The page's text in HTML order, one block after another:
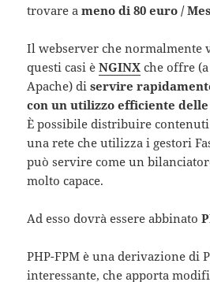
trovare ameno di 80 euro /
Il webserver che normalmente
questi casi èNGINX che offre
Apache) diservire
con un utilizzo efficiente
È possibile distribuire
una rete che utilizza i gestori
può servire come un
molto capace.
Ad esso dovrà essere abbinato
PHP-FPM è una derivazione di
interessante, che apporta